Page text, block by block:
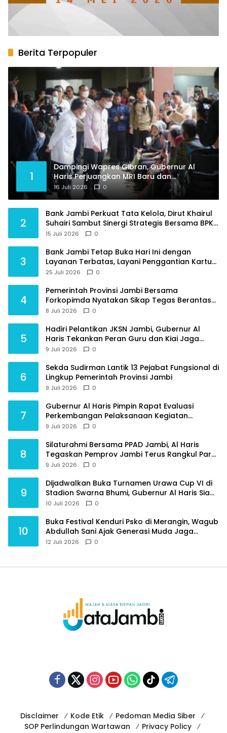
Berita Terpopuler
1
Dampingi Wapres Gibran, Gubernur Al
Haris Perjuangkan MRI Baru dan
Tambahan Dokter Spesialis untuk RSUD
Raden Mattaher
16 Juli 2026 0
2
Bank Jambi Perkuat Tata Kelola, Dirut Khairul
Suhairi Sambut Sinergi Strategis Bersama BPKP
Jambi
15 Juli 2026 0
3
Bank Jambi Tetap Buka Hari Ini dengan
Layanan Terbatas, Layani Penggantian Kartu
ATM dan Perubahan PIN
25 Juli 2026 0
4
Pemerintah Provinsi Jambi Bersama
Forkopimda Nyatakan Sikap Tegas Berantas
Geng Motor
8 Juli 2026 0
5
Hadiri Pelantikan JKSN Jambi, Gubernur Al
Haris Tekankan Peran Guru dan Kiai Jaga
Moral Generasi Bangsa
9 Juli 2026 0
6
Sekda Sudirman Lantik 13 Pejabat Fungsional di
Lingkup Pemerintah Provinsi Jambi
9 Juli 2026 0
7
Gubernur Al Haris Pimpin Rapat Evaluasi
Perkembangan Pelaksanaan Kegiatan
Pembangunan Triwulan II TA 2026
9 Juli 2026 0
8
Silaturahmi Bersama PPAD Jambi, Al Haris
Tegaskan Pemprov Jambi Terus Rangkul Para
Purnawirawan
9 Juli 2026 0
9
Dijadwalkan Buka Turnamen Urawa Cup VI di
Stadion Swarna Bhumi, Gubernur Al Haris Siap
Berlaga Lawan Tim Urawa
10 Juli 2026 0
10
Buka Festival Kenduri Psko di Merangin, Wagub
Abdullah Sani Ajak Generasi Muda Jaga
Budaya dan Jauhi Narkoba
12 Juli 2026 0
Disclaimer Kode Etik
Pedoman Media Siber
SOP Perlindungan Wartawan
Privacy Policy